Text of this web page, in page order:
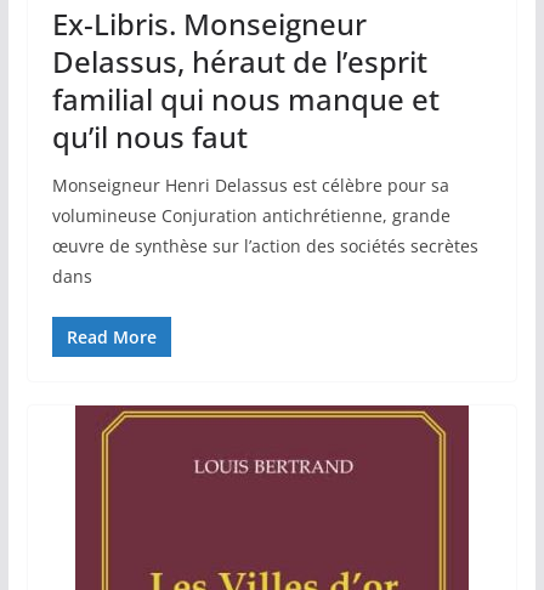
Ex-Libris. Monseigneur
Delassus, héraut de l’esprit
familial qui nous manque et
qu’il nous faut
Monseigneur Henri Delassus est célèbre pour sa
volumineuse Conjuration antichrétienne, grande
œuvre de synthèse sur l’action des sociétés secrètes
dans
Read More